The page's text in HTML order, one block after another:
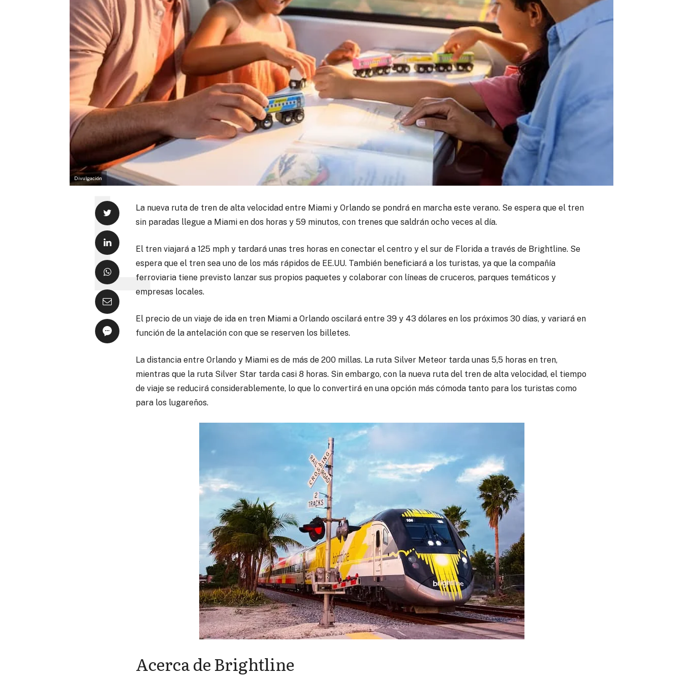
Divulgación
La nueva ruta de tren de alta velocidad entre Miami y Orlando se pondrá en marcha este verano. Se espera que el tren
sin paradas llegue a Miami en dos horas y 59 minutos, con trenes que saldrán ocho veces al día.
El tren viajará a 125 mph y tardará unas tres horas en conectar el centro y el sur de Florida a través de Brightline. Se
espera que el tren sea uno de los más rápidos de EE.UU. También beneficiará a los turistas, ya que la compañía
ferroviaria tiene previsto lanzar sus propios paquetes y colaborar con líneas de cruceros, parques temáticos y
empresas locales.
El precio de un viaje de ida en tren Miami a Orlando oscilará entre 39 y 43 dólares en los próximos 30 días, y variará en
función de la antelación con que se reserven los billetes.
La distancia entre Orlando y Miami es de más de 200 millas. La ruta Silver Meteor tarda unas 5,5 horas en tren,
mientras que la ruta Silver Star tarda casi 8 horas. Sin embargo, con la nueva ruta del tren de alta velocidad, el tiempo
de viaje se reducirá considerablemente, lo que lo convertirá en una opción más cómoda tanto para los turistas como
para los lugareños.
Acerca de Brightline